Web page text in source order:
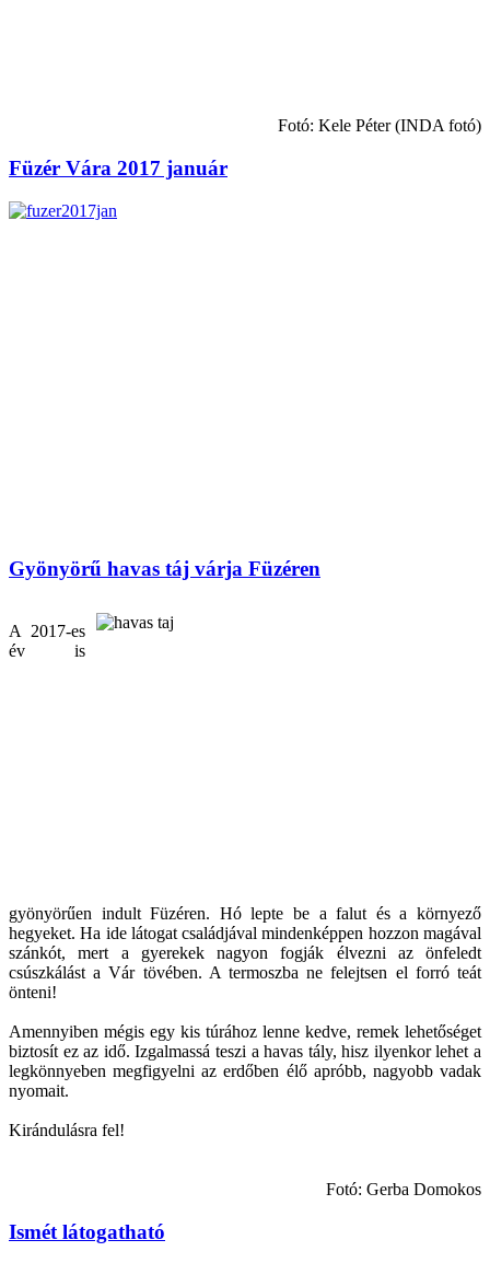
Fotó: Kele Péter (INDA fotó)
Füzér Vára 2017 január
Gyönyörű havas táj várja Füzéren
A 2017-es
év is
gyönyörűen indult Füzéren. Hó lepte be a falut és a környező
hegyeket. Ha ide látogat családjával mindenképpen hozzon magával
szánkót, mert a gyerekek nagyon fogják élvezni az önfeledt
csúszkálást a Vár tövében. A termoszba ne felejtsen el forró teát
önteni!
Amennyiben mégis egy kis túrához lenne kedve, remek lehetőséget
biztosít ez az idő. Izgalmassá teszi a havas tály, hisz ilyenkor lehet a
legkönnyeben megfigyelni az erdőben élő apróbb, nagyobb vadak
nyomait.
Kirándulásra fel!
Fotó: Gerba Domokos
Ismét látogatható